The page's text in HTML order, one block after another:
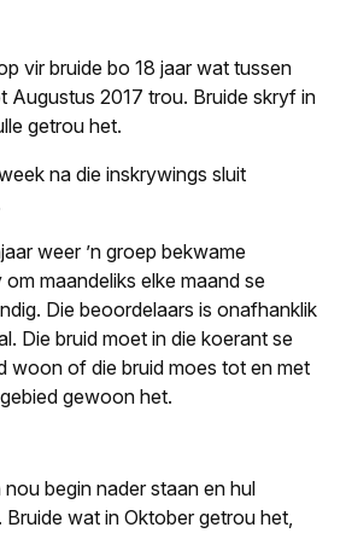
vir bruide bo 18 jaar wat tussen
Augustus 2017 trou. Bruide skryf in
getrou het.
na die inskrywings sluit
weer ’n groep bekwame
maandeliks elke maand se
Die beoordelaars is onafhanklik
Die bruid moet in die koerant se
woon of die bruid moes tot en met
gewoon het.
begin nader staan en hul
Bruide wat in Oktober getrou het,